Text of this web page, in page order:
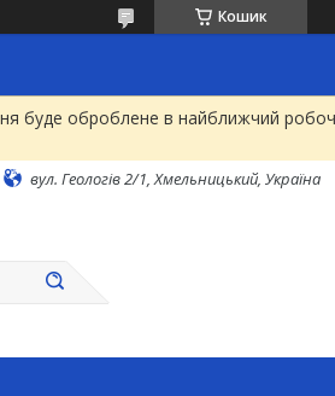
Кошик
буде оброблене в найближчий
вул. Геологів 2/1, Хмельницький, Україна